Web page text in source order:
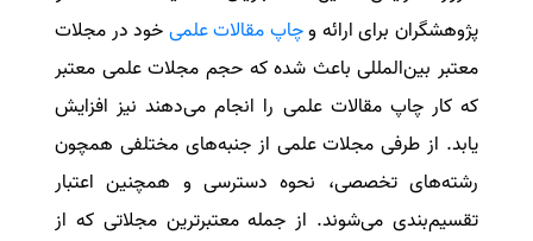
سفارش تولید محتوا
سفارش ترجمه همزمان
سفارش چکیده گرافیکی
سفارش تهیه کاورلتر
سفارش انگیزه‌نامه‌SOP
پژوهشگران برای ارائه وچاپ مقالات علمیخود در مجلات
معتبر بین‌المللی باعث شده که حجم مجلات علمی معتبر
که کار چاپ مقالات علمی را انجام می‌دهند نیز افزایش
یابد. از طرفی مجلات علمی از جنبه‌های مختلفی همچون
رشته‌های تخصصی، نحوه دسترسی و همچنین اعتبار
تقسیم‌بندی می‌شوند. از جمله معتبرترین مجلاتی که از